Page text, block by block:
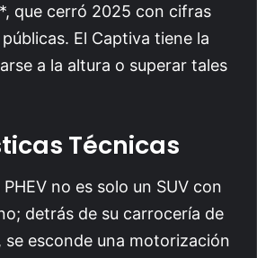
que cerró 2025 con cifras
El Captiva tiene la
a la altura o superar tales
Técnicas
no es solo un SUV con
detrás de su carrocería de
se esconde una motorización